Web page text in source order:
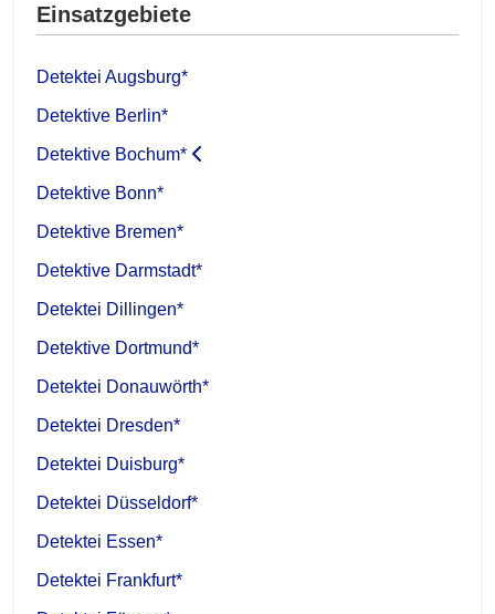
Einsatzgebiete
Detektei Augsburg*
Detektive Berlin*
Detektive Bochum*
Detektive Bonn*
Detektive Bremen*
Detektive Darmstadt*
Detektei Dillingen*
Detektive Dortmund*
Detektei Donauwörth*
Detektei Dresden*
Detektei Duisburg*
Detektei Düsseldorf*
Detektei Essen*
Detektei Frankfurt*